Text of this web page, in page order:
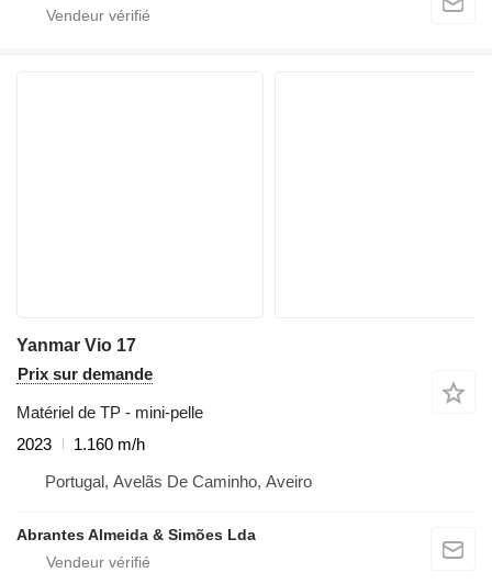
Yanmar Vio 17
Prix sur demande
Matériel de TP - mini-pelle
2023
1.160 m/h
Portugal, Avelãs De Caminho, Aveiro
Abrantes Almeida & Simões Lda